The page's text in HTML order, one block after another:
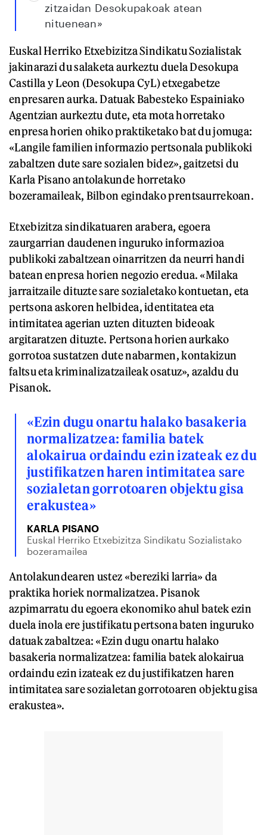
zitzaidan Desokupakoak atean
nituenean»
Euskal Herriko Etxebizitza Sindikatu Sozialistak
jakinarazi du salaketa aurkeztu duela Desokupa
Castilla y Leon (Desokupa CyL) etxegabetze
enpresaren aurka. Datuak Babesteko Espainiako
Agentzian aurkeztu dute, eta mota horretako
enpresa horien ohiko praktiketako bat du jomuga:
«Langile familien informazio pertsonala publikoki
zabaltzen dute sare sozialen bidez», gaitzetsi du
Karla Pisano antolakunde horretako
bozeramaileak, Bilbon egindako prentsaurrekoan.
Etxebizitza sindikatuaren arabera, egoera
zaurgarrian daudenen inguruko informazioa
publikoki zabaltzean oinarritzen da neurri handi
batean enpresa horien negozio eredua. «Milaka
jarraitzaile dituzte sare sozialetako kontuetan, eta
pertsona askoren helbidea, identitatea eta
intimitatea agerian uzten dituzten bideoak
argitaratzen dituzte. Pertsona horien aurkako
gorrotoa sustatzen dute nabarmen, kontakizun
faltsu eta kriminalizatzaileak osatuz», azaldu du
Pisanok.
«Ezin dugu onartu halako basakeria
normalizatzea: familia batek
alokairua ordaindu ezin izateak ez du
justifikatzen haren intimitatea sare
sozialetan gorrotoaren objektu gisa
erakustea»
KARLA PISANO
Euskal Herriko Etxebizitza Sindikatu Sozialistako
bozeramailea
Antolakundearen ustez «bereziki larria» da
praktika horiek normalizatzea. Pisanok
azpimarratu du egoera ekonomiko ahul batek ezin
duela inola ere justifikatu pertsona baten inguruko
datuak zabaltzea: «Ezin dugu onartu halako
basakeria normalizatzea: familia batek alokairua
ordaindu ezin izateak ez du justifikatzen haren
intimitatea sare sozialetan gorrotoaren objektu gisa
erakustea».